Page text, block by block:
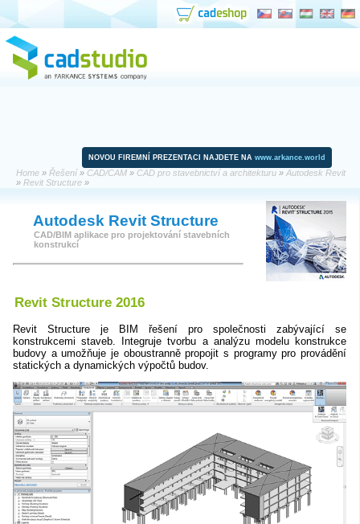
NOVOU FIREMNÍ PREZENTACI NAJDETE NA www.arkance.world
Home » Řešení» CAD/CAM » CAD pro stavebnictví a architekturu » Autodesk Revit
» Revit Structure »
Autodesk Revit Structure
CAD/BIM aplikace pro projektování stavebních
konstrukcí
Revit Structure 2016
Revit Structure je BIM řešení pro společnosti zabývající se
konstrukcemi staveb. Integruje tvorbu a analýzu modelu konstrukce
budovy a umožňuje je oboustranně propojit s programy pro provádění
statických a dynamických výpočtů budov.